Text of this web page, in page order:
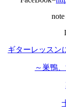
ギターレッスン
～巣鴨